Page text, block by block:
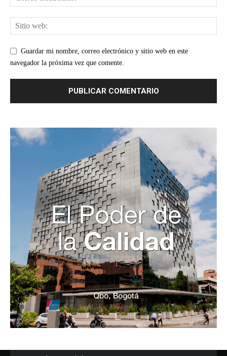
Guardar mi nombre, correo electrónico y sitio web en este
navegador la próxima vez que comente.